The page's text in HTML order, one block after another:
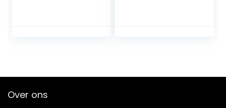
Opzetborstels,
Handgreep, voor
Over ons